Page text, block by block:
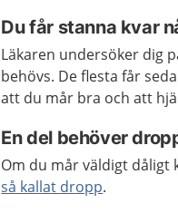
Du får stanna kvar
Läkaren undersöker dig
behövs. De flesta får
att du mår bra och att
En del behöver
Om du mår väldigt dåligt
så kallat dropp.